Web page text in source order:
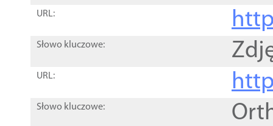
URL:
Słowo kluczowe:
URL:
Słowo kluczowe: